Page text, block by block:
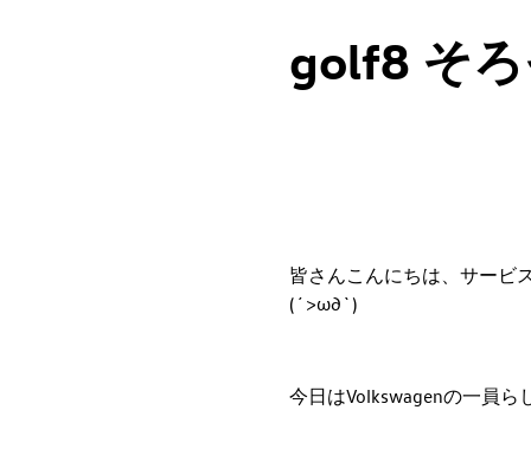
golf8 そ
皆さんこんにちは、サービ
(´>ω∂`)
今日はVolkswagenの一員ら